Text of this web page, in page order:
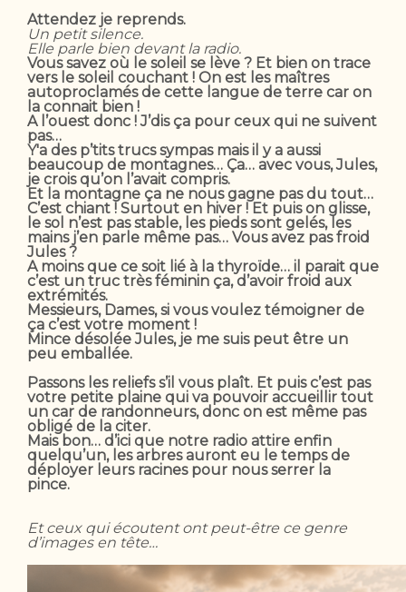
Attendez je reprends.
Un petit silence.
Elle parle bien devant la radio.
Vous savez où le soleil se lève ? Et bien on trace
vers le soleil couchant ! On est les maîtres
autoproclamés de cette langue de terre car on
la connait bien !
A l’ouest donc ! J’dis ça pour ceux qui ne suivent
pas…
Y'a des p’tits trucs sympas mais il y a aussi
beaucoup de montagnes… Ça… avec vous, Jules,
je crois qu’on l’avait compris.
Et la montagne ça ne nous gagne pas du tout…
C’est chiant ! Surtout en hiver ! Et puis on glisse,
le sol n’est pas stable, les pieds sont gelés, les
mains j’en parle même pas… Vous avez pas froid
Jules ?
A moins que ce soit lié à la thyroïde… il parait que
c’est un truc très féminin ça, d’avoir froid aux
extrémités.
Messieurs, Dames, si vous voulez témoigner de
ça c’est votre moment !
Mince désolée Jules, je me suis peut être un
peu emballée.
Passons les reliefs s’il vous plaît. Et puis c’est pas
votre petite plaine qui va pouvoir accueillir tout
un car de randonneurs, donc on est même pas
obligé de la citer.
Mais bon… d’ici que notre radio attire enfin
quelqu’un, les arbres auront eu le temps de
déployer leurs racines pour nous serrer la
pince.
Et ceux qui écoutent ont peut-être ce genre
d’images en tête…